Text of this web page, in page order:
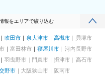
報をエリアで絞り込む
吹田市 泉大津市 高槻市
貝塚市
富田林市 寝屋川市
河内長野市
羽曳野市 門真市 摂津市
高石市
野市 大阪狭山市
阪南市